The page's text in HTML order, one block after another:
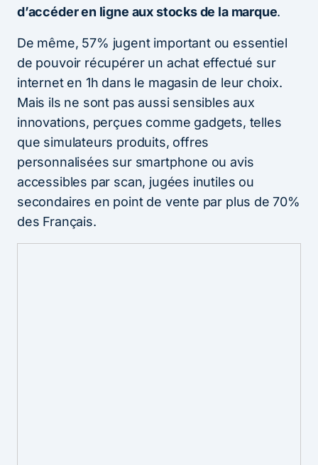
d’accéder en ligne aux stocks de la marque.
De même, 57% jugent important ou essentiel
de pouvoir récupérer un achat effectué sur
internet en 1h dans le magasin de leur choix.
Mais ils ne sont pas aussi sensibles aux
innovations, perçues comme gadgets, telles
que simulateurs produits, offres
personnalisées sur smartphone ou avis
accessibles par scan, jugées inutiles ou
secondaires en point de vente par plus de 70%
des Français.